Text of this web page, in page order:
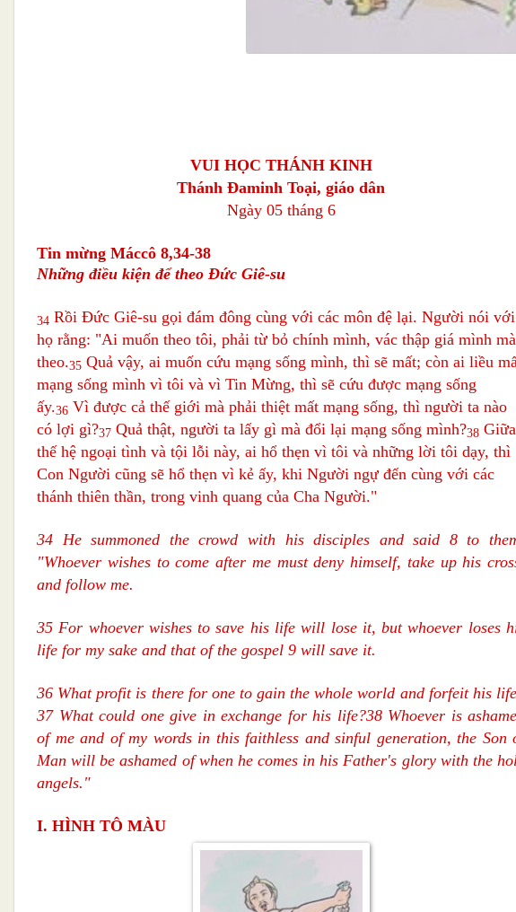
VUI HỌC THÁNH KINH
Thánh Ðaminh Toại, giáo dân
Ngày 05 tháng 6
Tin mừng Máccô 8,34-38
Những điều kiện để theo Đức Giê-su
34 Rồi Đức Giê-su gọi đám đông cùng với các môn đệ lại. Người nói với
họ rằng: "Ai muốn theo tôi, phải từ bỏ chính mình, vác thập giá mình mà
theo.35 Quả vậy, ai muốn cứu mạng sống mình, thì sẽ mất; còn ai liều
mạng sống mình vì tôi và vì Tin Mừng, thì sẽ cứu được mạng sống
ấy.36 Vì được cả thế giới mà phải thiệt mất mạng sống, thì người ta nào
có lợi gì?37 Quả thật, người ta lấy gì mà đổi lại mạng sống mình?38 Giữa
thế hệ ngoại tình và tội lỗi này, ai hổ thẹn vì tôi và những lời tôi dạy, thì
Con Người cũng sẽ hổ thẹn vì kẻ ấy, khi Người ngự đến cùng với các
thánh thiên thần, trong vinh quang của Cha Người."
34 He summoned the crowd with his disciples and said 8 to
"Whoever wishes to come after me must deny himself, take up his
and follow me.
35 For whoever wishes to save his life will lose it, but whoever loses
life for my sake and that of the gospel 9 will save it.
36 What profit is there for one to gain the whole world and forfeit his
37 What could one give in exchange for his life?38 Whoever is
of me and of my words in this faithless and sinful generation, the Son
Man will be ashamed of when he comes in his Father's glory with the
angels."
I. HÌNH TÔ MÀU